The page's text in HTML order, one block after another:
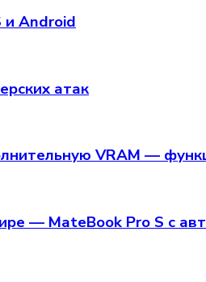
и Android
атак
VRAM —
— MateBook Pro S с